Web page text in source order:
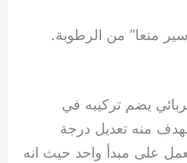
منعا” من الرطوبة.
يضم تركيبه في
منه تعديل درجة
على مبدأ واحد حيث انه